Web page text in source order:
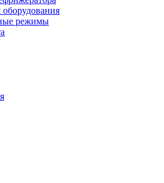
оборудования
режимы